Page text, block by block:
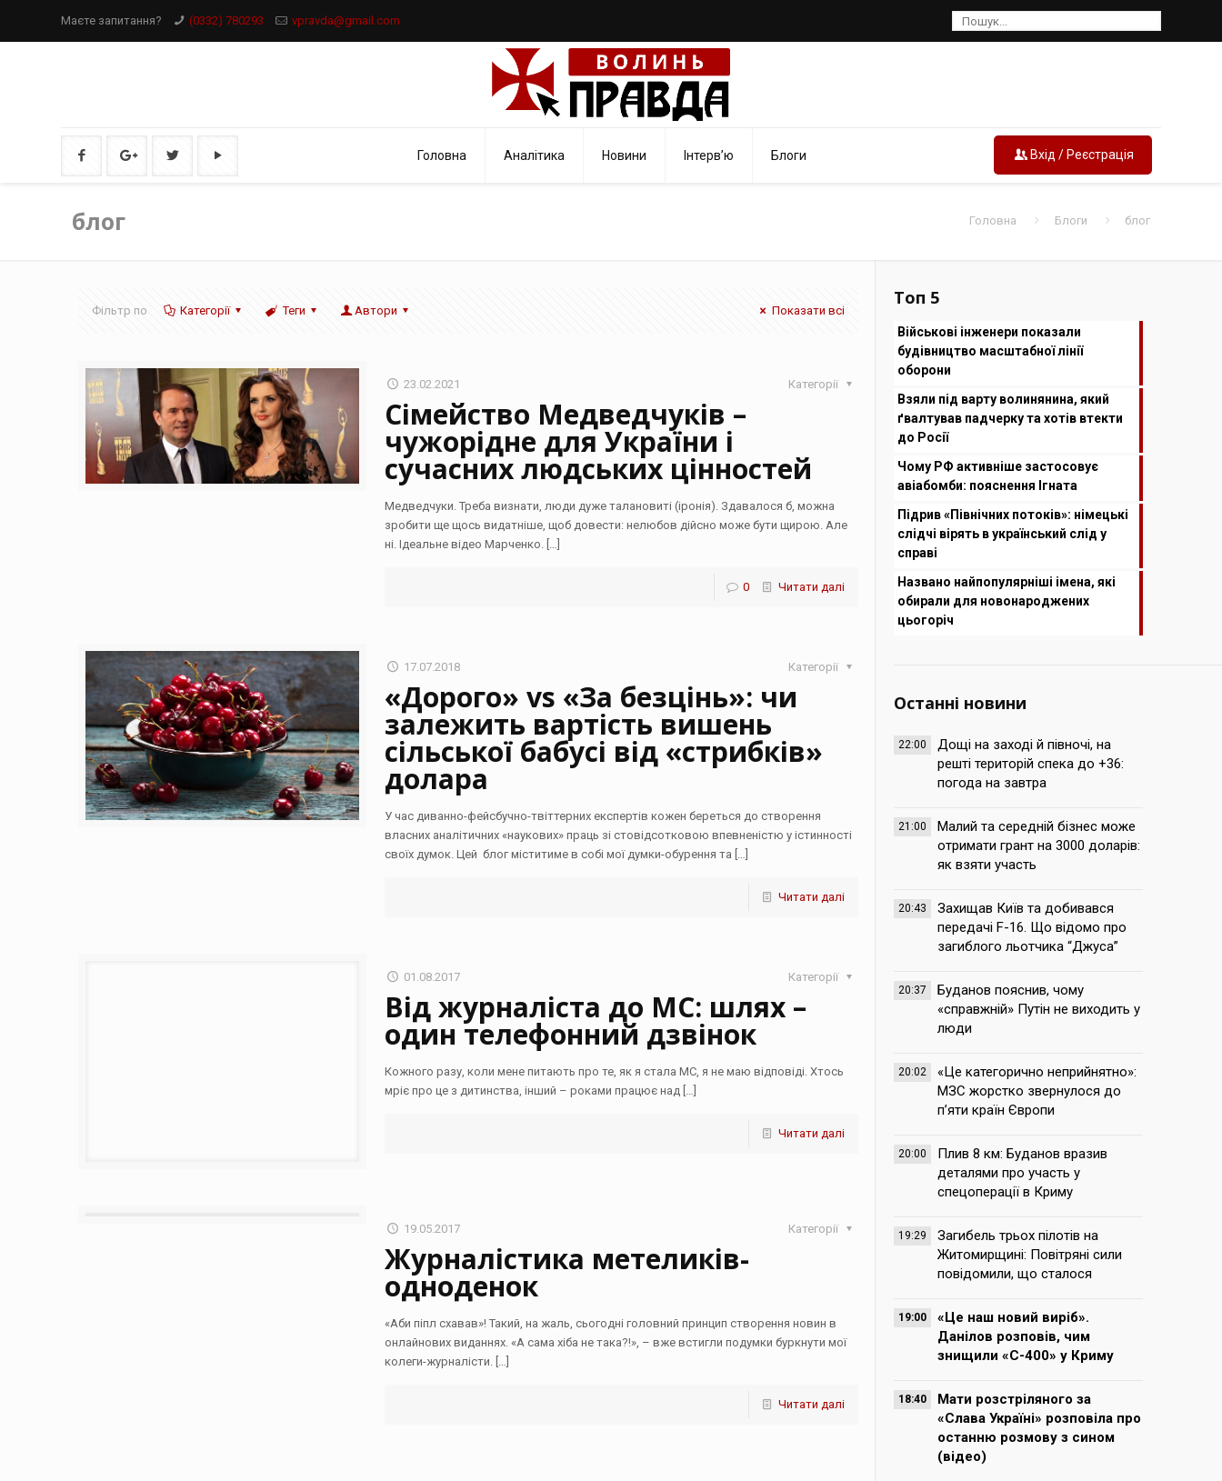
Маєте запитання? (0332) 780293 vpravda@gmail.com
Головна Аналітика Новини Інтерв’ю Блоги Вхід / Реєстрація
блог Головна Блоги блог
Фільтр по Категорії Теги Автори Показати всі
23.02.2021 Категорії
Сімейство Медведчуків –
чужорідне для України і
сучасних людських цінностей
Медведчуки. Треба визнати, люди дуже талановиті (іронія). Здавалося б, можна
зробити ще щось видатніше, щоб довести: нелюбов дійсно може бути щирою. Але
ні. Ідеальне відео Марченко. […]
0 Читати далі
17.07.2018 Категорії
«Дорого» vs «За безцінь»: чи
залежить вартість вишень
сільської бабусі від «стрибків»
долара
У час диванно-фейсбучно-твіттерних експертів кожен береться до створення
власних аналітичних «наукових» праць зі стовідсотковою впевненістю у істинності
своїх думок. ‌Цей блог міститиме в собі мої думки-обурення та […]
Читати далі
01.08.2017 Категорії
Від журналіста до МС: шлях –
один телефонний дзвінок
Кожного разу, коли мене питають про те, як я стала МС, я не маю відповіді. Хтось
мріє про це з дитинства, інший – роками працює над […]
Читати далі
19.05.2017 Категорії
Журналістика метеликів-
одноденок
«Аби піпл схавав»! Такий, на жаль, сьогодні головний принцип створення новин в
онлайнових виданнях. «А сама хіба не така?!», – вже встигли подумки буркнути мої
колеги-журналісти. […]
Читати далі
Топ 5
Військові інженери показали
будівництво масштабної лінії
оборони
Взяли під варту волинянина, який
ґвалтував падчерку та хотів втекти
до Росії
Чому РФ активніше застосовує
авіабомби: пояснення Ігната
Підрив «Північних потоків»: німецькі
слідчі вірять в український слід у
справі
Названо найпопулярніші імена, які
обирали для новонароджених
цьогоріч
Останні новини
22:00
Дощі на заході й півночі, на
решті територій спека до +36:
погода на завтра
21:00
Малий та середній бізнес може
отримати грант на 3000 доларів:
як взяти участь
20:43
Захищав Київ та добивався
передачі F-16. Що відомо про
загиблого льотчика “Джуса”
20:37
Буданов пояснив, чому
«справжній» Путін не виходить у
люди
20:02
«Це категорично неприйнятно»:
МЗС жорстко звернулося до
п’яти країн Європи
20:00
Плив 8 км: Буданов вразив
деталями про участь у
спецоперації в Криму
19:29
Загибель трьох пілотів на
Житомирщині: Повітряні сили
повідомили, що сталося
19:00
«Це наш новий виріб».
Данілов розповів, чим
знищили «С-400» у Криму
18:40
Мати розстріляного за
«Слава Україні» розповіла про
останню розмову з сином
(відео)